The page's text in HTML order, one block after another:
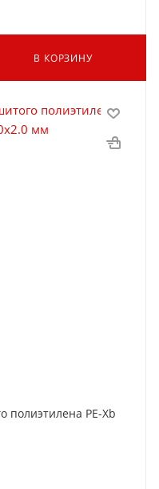
В КОРЗИНУ
полиэтилена PE-Xb